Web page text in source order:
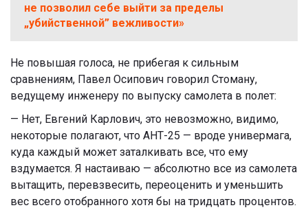
не позволил себе выйти за пределы
„убийственной” вежливости»
Не повышая голоса, не прибегая к сильным
сравнениям, Павел Осипович говорил Стоману,
ведущему инженеру по выпуску самолета в полет:
— Нет, Евгений Карлович, это невозможно, видимо,
некоторые полагают, что АНТ-25 — вроде универмага,
куда каждый может заталкивать все, что ему
вздумается. Я настаиваю — абсолютно все из самолета
вытащить, перевзвесить, переоценить и уменьшить
вес всего отобранного хотя бы на тридцать процентов.